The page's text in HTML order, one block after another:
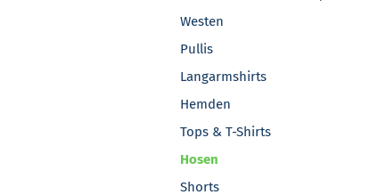
Westen
Pullis
Langarmshirts
Hemden
Tops & T-Shirts
Hosen
Shorts